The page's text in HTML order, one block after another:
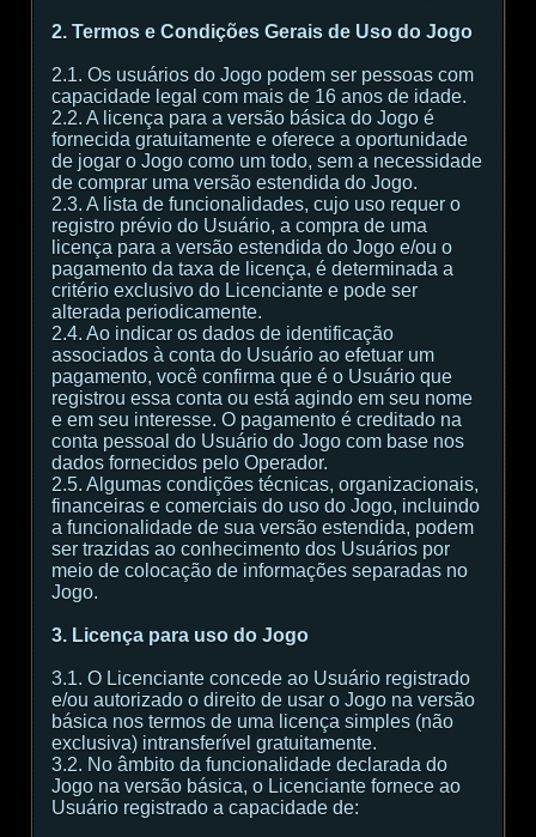
2. Termos e Condições Gerais de Uso do Jogo
2.1. Os usuários do Jogo podem ser pessoas com
capacidade legal com mais de 16 anos de idade.
2.2. A licença para a versão básica do Jogo é
fornecida gratuitamente e oferece a oportunidade
de jogar o Jogo como um todo, sem a necessidade
de comprar uma versão estendida do Jogo.
2.3. A lista de funcionalidades, cujo uso requer o
registro prévio do Usuário, a compra de uma
licença para a versão estendida do Jogo e/ou o
pagamento da taxa de licença, é determinada a
critério exclusivo do Licenciante e pode ser
alterada periodicamente.
2.4. Ao indicar os dados de identificação
associados à conta do Usuário ao efetuar um
pagamento, você confirma que é o Usuário que
registrou essa conta ou está agindo em seu nome
e em seu interesse. O pagamento é creditado na
conta pessoal do Usuário do Jogo com base nos
dados fornecidos pelo Operador.
2.5. Algumas condições técnicas, organizacionais,
financeiras e comerciais do uso do Jogo, incluindo
a funcionalidade de sua versão estendida, podem
ser trazidas ao conhecimento dos Usuários por
meio de colocação de informações separadas no
Jogo.
3. Licença para uso do Jogo
3.1. O Licenciante concede ao Usuário registrado
e/ou autorizado o direito de usar o Jogo na versão
básica nos termos de uma licença simples (não
exclusiva) intransferível gratuitamente.
3.2. No âmbito da funcionalidade declarada do
Jogo na versão básica, o Licenciante fornece ao
Usuário registrado a capacidade de: